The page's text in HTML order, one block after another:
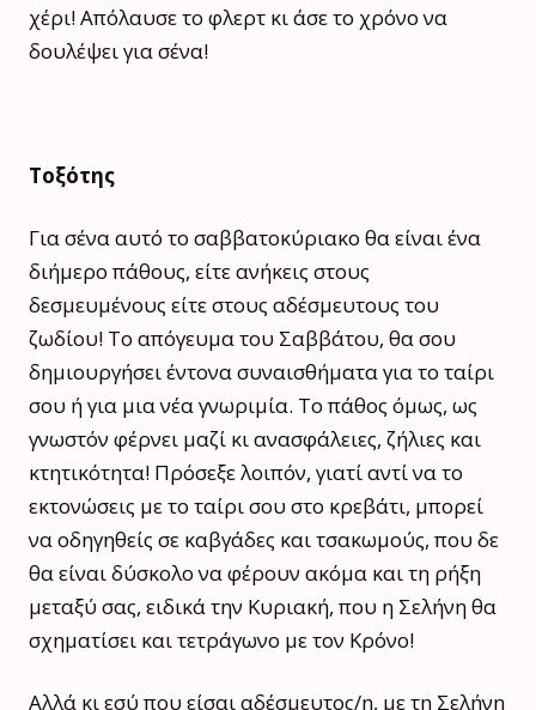
χέρι! Απόλαυσε το φλερτ κι άσε το χρόνο να
δουλέψει για σένα!
Τοξότης
Για σένα αυτό το σαββατοκύριακο θα είναι ένα
διήμερο πάθους, είτε ανήκεις στους
δεσμευμένους είτε στους αδέσμευτους του
ζωδίου! Το απόγευμα του Σαββάτου, θα σου
δημιουργήσει έντονα συναισθήματα για το ταίρι
σου ή για μια νέα γνωριμία. Το πάθος όμως, ως
γνωστόν φέρνει μαζί κι ανασφάλειες, ζήλιες και
κτητικότητα! Πρόσεξε λοιπόν, γιατί αντί να το
εκτονώσεις με το ταίρι σου στο κρεβάτι, μπορεί
να οδηγηθείς σε καβγάδες και τσακωμούς, που δε
θα είναι δύσκολο να φέρουν ακόμα και τη ρήξη
μεταξύ σας, ειδικά την Κυριακή, που η Σελήνη θα
σχηματίσει και τετράγωνο με τον Κρόνο!
Αλλά κι εσύ που είσαι αδέσμευτος/η, με τη Σελήνη